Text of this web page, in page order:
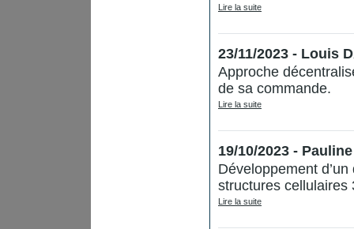
Lire la suite
23/11/2023 - Louis
Approche
de sa commande.
Lire la suite
19/10/2023 -
Développement
structures cellulaires
Lire la suite